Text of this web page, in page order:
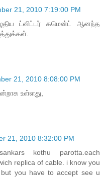
21, 2010 7:19:00 PM
ட்விட்டர் கமென்ட் ஆனந்த
21, 2010 8:08:00 PM
உள்ளது,
21, 2010 8:32:00 PM
kothu parotta.each
replica of cable. i know you
you have to accept see u